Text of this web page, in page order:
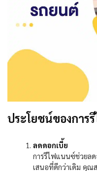
ประโยชน์ของกา
ลดดอกเบี้ย
การรีไฟแนนซ์ช่วยล
เสนอที่ดีกว่าเดิม คุณ